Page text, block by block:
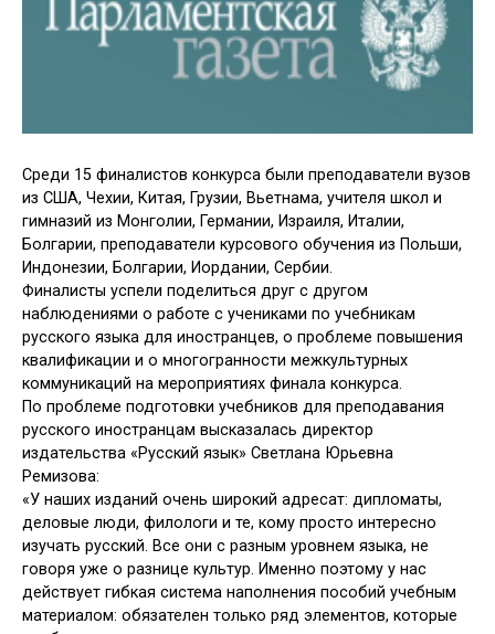
Среди 15 финалистов конкурса были преподаватели вузов
из США, Чехии, Китая, Грузии, Вьетнама, учителя школ и
гимназий из Монголии, Германии, Израиля, Италии,
Болгарии, преподаватели курсового обучения из Польши,
Индонезии, Болгарии, Иордании, Сербии.
Финалисты успели поделиться друг с другом
наблюдениями о работе с учениками по учебникам
русского языка для иностранцев, о проблеме повышения
квалификации и о многогранности межкультурных
коммуникаций на мероприятиях финала конкурса.
По проблеме подготовки учебников для преподавания
русского иностранцам высказалась директор
издательства «Русский язык» Светлана Юрьевна
Ремизова:
«У наших изданий очень широкий адресат: дипломаты,
деловые люди, филологи и те, кому просто интересно
изучать русский. Все они с разным уровнем языка, не
говоря уже о разнице культур. Именно поэтому у нас
действует гибкая система наполнения пособий учебным
материалом: обязателен только ряд элементов, которые